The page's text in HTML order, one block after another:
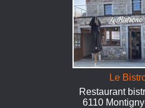
Le
Restaurant
6110